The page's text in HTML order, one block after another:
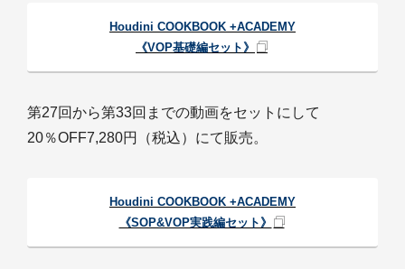
Houdini COOKBOOK +ACADEMY
《VOP基礎編セット》
第27回から第33回までの動画をセットにして
20％OFF7,280円（税込）にて販売。
Houdini COOKBOOK +ACADEMY
《SOP&VOP実践編セット》